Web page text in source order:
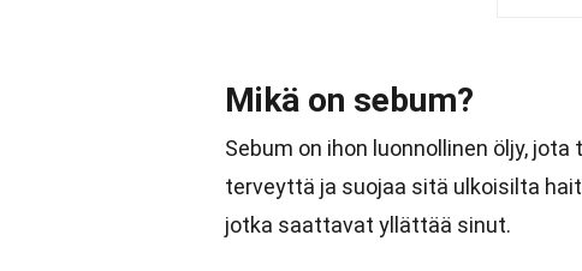
Mikä on sebum?
Sebum on ihon luonnollinen öljy,
terveyttä ja suojaa sitä ulkoisilta
jotka saattavat yllättää sinut.